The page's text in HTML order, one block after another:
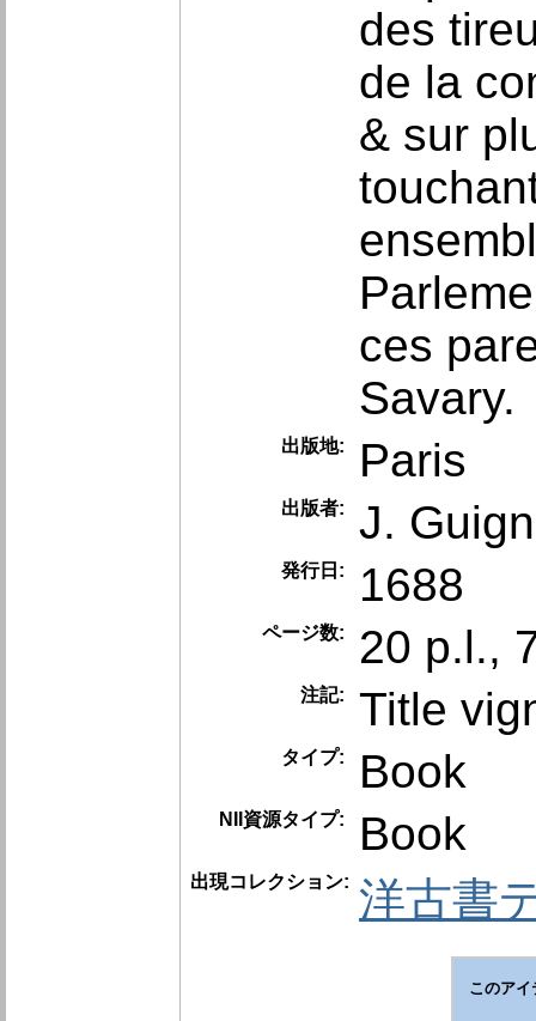
des
de la
& sur
ces
Savary.
出版地: Paris
出版者: J.
発行日: 1688
ページ数: 20 p.l.,
注記: Title
タイプ: Book
NII資源タイプ: Book
出現コレクション: 洋古書
このアイ